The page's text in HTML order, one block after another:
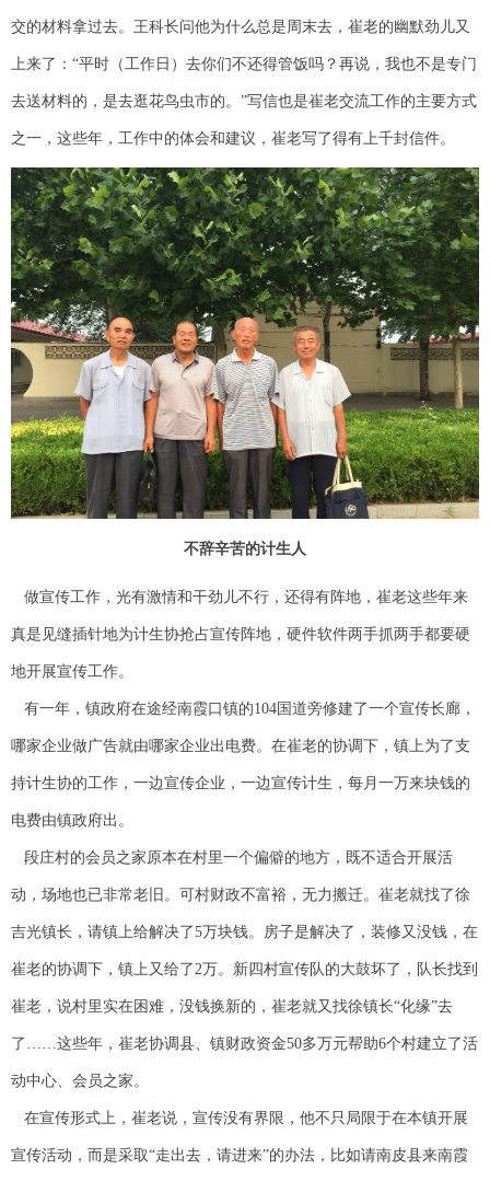
交的材料拿过去。王科长问他为什么总是周末去，崔老的幽默劲儿又
上来了：“平时（工作日）去你们不还得管饭吗？再说，我也不是专门
去送材料的，是去逛花鸟虫市的。”写信也是崔老交流工作的主要方式
之一，这些年，工作中的体会和建议，崔老写了得有上千封信件。
不辞辛苦的计生人
做宣传工作，光有激情和干劲儿不行，还得有阵地，崔老这些年来
真是见缝插针地为计生协抢占宣传阵地，硬件软件两手抓两手都要硬
地开展宣传工作。
有一年，镇政府在途经南霞口镇的104国道旁修建了一个宣传长廊，
哪家企业做广告就由哪家企业出电费。在崔老的协调下，镇上为了支
持计生协的工作，一边宣传企业，一边宣传计生，每月一万来块钱的
电费由镇政府出。
段庄村的会员之家原本在村里一个偏僻的地方，既不适合开展活
动，场地也已非常老旧。可村财政不富裕，无力搬迁。崔老就找了徐
吉光镇长，请镇上给解决了5万块钱。房子是解决了，装修又没钱，在
崔老的协调下，镇上又给了2万。新四村宣传队的大鼓坏了，队长找到
崔老，说村里实在困难，没钱换新的，崔老就又找徐镇长“化缘”去
了……这些年，崔老协调县、镇财政资金50多万元帮助6个村建立了活
动中心、会员之家。
在宣传形式上，崔老说，宣传没有界限，他不只局限于在本镇开展
宣传活动，而是采取“走出去，请进来”的办法，比如请南皮县来南霞